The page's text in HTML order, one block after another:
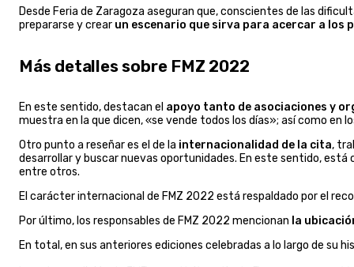
Desde Feria de Zaragoza aseguran que, conscientes de las
prepararse y crear un escenario que sirva para acercar a los
Más detalles sobre FMZ 2022
En este sentido, destacan el apoyo tanto de asociaciones y
muestra en la que dicen, «se vende todos los días»; así como
Otro punto a reseñar es el de la internacionalidad de la cita,
desarrollar y buscar nuevas oportunidades. En este sentido, está
entre otros.
El carácter internacional de FMZ 2022 está respaldado por el
Por último, los responsables de FMZ 2022 mencionan la
En total, en sus anteriores ediciones celebradas a lo largo de su